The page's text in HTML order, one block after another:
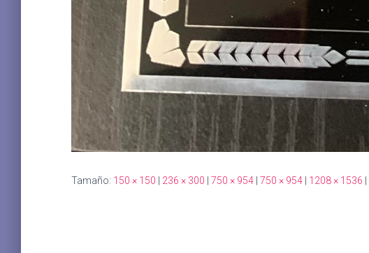
Tamaño: 150 × 150 236 × 300 750 × 954 750 × 954 1208 × 1536